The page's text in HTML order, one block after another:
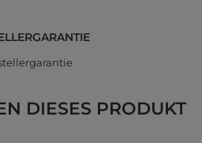
DIESES PRODUKT